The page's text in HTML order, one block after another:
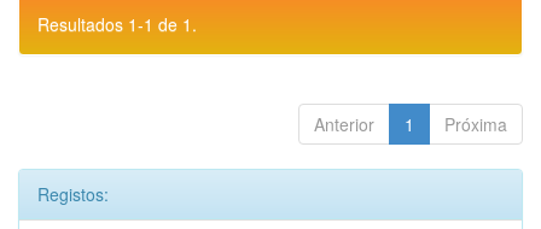
Resultados 1-1 de 1.
Anterior 1 Próxima
Registos: